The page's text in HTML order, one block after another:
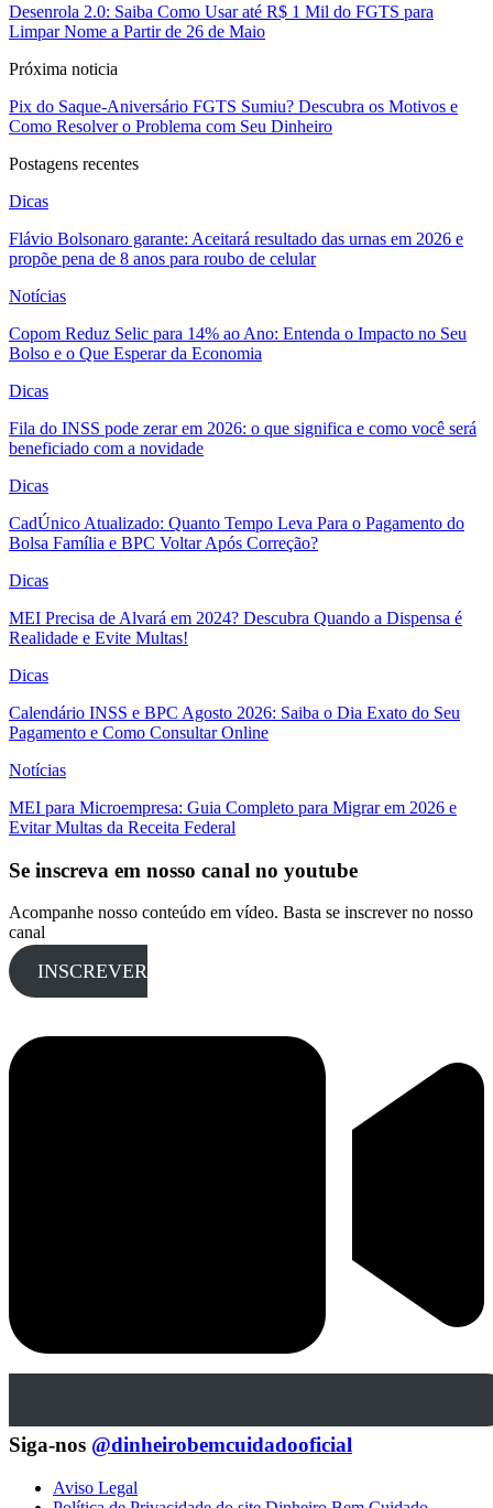
Desenrola 2.0: Saiba Como Usar até R$ 1 Mil do FGTS para
Limpar Nome a Partir de 26 de Maio
Próxima noticia
Pix do Saque-Aniversário FGTS Sumiu? Descubra os Motivos e
Como Resolver o Problema com Seu Dinheiro
Postagens recentes
Dicas
Flávio Bolsonaro garante: Aceitará resultado das urnas em 2026 e
propõe pena de 8 anos para roubo de celular
Notícias
Copom Reduz Selic para 14% ao Ano: Entenda o Impacto no Seu
Bolso e o Que Esperar da Economia
Dicas
Fila do INSS pode zerar em 2026: o que significa e como você será
beneficiado com a novidade
Dicas
CadÚnico Atualizado: Quanto Tempo Leva Para o Pagamento do
Bolsa Família e BPC Voltar Após Correção?
Dicas
MEI Precisa de Alvará em 2024? Descubra Quando a Dispensa é
Realidade e Evite Multas!
Dicas
Calendário INSS e BPC Agosto 2026: Saiba o Dia Exato do Seu
Pagamento e Como Consultar Online
Notícias
MEI para Microempresa: Guia Completo para Migrar em 2026 e
Evitar Multas da Receita Federal
Se inscreva em nosso canal no youtube
Acompanhe nosso conteúdo em vídeo. Basta se inscrever no nosso
canal
INSCREVER
Siga-nos @dinheirobemcuidadooficial
Aviso Legal